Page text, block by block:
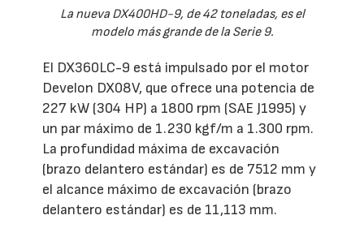
La nueva DX400HD-9, de 42 toneladas, es el
modelo más grande de la Serie 9.
El DX360LC-9 está impulsado por el motor
Develon DX08V, que ofrece una potencia de
227 kW (304 HP) a 1800 rpm (SAE J1995) y
un par máximo de 1.230 kgf/m a 1.300 rpm.
La profundidad máxima de excavación
(brazo delantero estándar) es de 7512 mm y
el alcance máximo de excavación (brazo
delantero estándar) es de 11,113 mm.